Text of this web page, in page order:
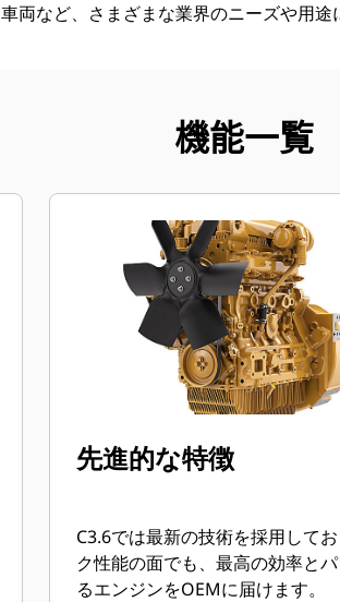
両など、さまざまな業界のニーズや用途
機能一覧
先進的な特徴
C3.6では最新の技術を採用して
ク性能の面でも、最高の効率と
るエンジンをOEMに届けます。